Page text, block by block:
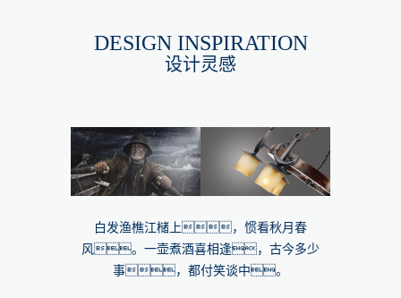
DESIGN INSPIRATION
设计灵感
白发渔樵江槠上，惯看秋月春
风。一壶煮酒喜相逢，古今多少
事，都付笑谈中。